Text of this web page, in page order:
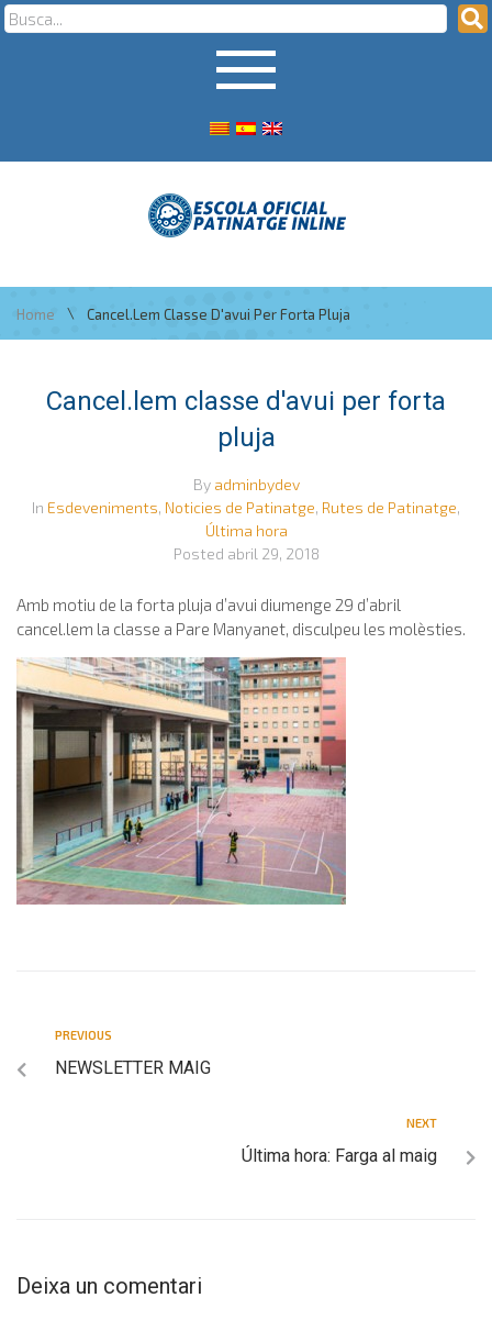
Home \ Cancel.lem Classe D'avui Per Forta Pluja
Cancel.lem classe d'avui per forta
pluja
By adminbydev
In Esdeveniments, Noticies de Patinatge, Rutes de Patinatge,
Última hora
Posted abril 29, 2018
Amb motiu de la forta pluja d’avui diumenge 29 d’abril
cancel.lem la classe a Pare Manyanet, disculpeu les molèsties.
PREVIOUS
NEWSLETTER MAIG
NEXT
Última hora: Farga al maig
Deixa un comentari